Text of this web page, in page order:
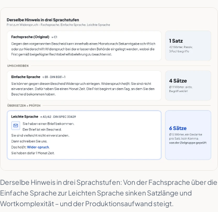
Derselbe Hinweis in drei Sprachstufen: Von der Fachsprache über die
Einfache Sprache zur Leichten Sprache sinken Satzlänge und
Wortkomplexität – und der Produktionsaufwand steigt.